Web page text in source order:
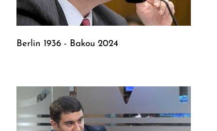
Berlin 1936 - Bakou 2024